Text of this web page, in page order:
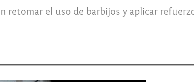
retomar el uso de barbijos y aplicar